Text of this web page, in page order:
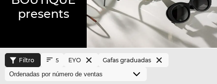
presents
Filtro 5 EYO Gafas graduadas